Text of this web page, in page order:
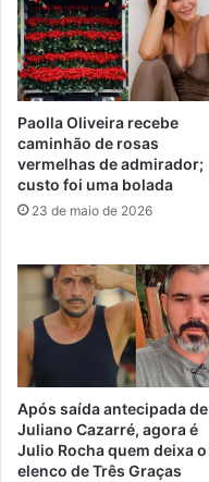
Paolla Oliveira recebe
caminhão de rosas
vermelhas de admirador;
custo foi uma bolada
23 de maio de 2026
Após saída antecipada de
Juliano Cazarré, agora é
Julio Rocha quem deixa o
elenco de Três Graças